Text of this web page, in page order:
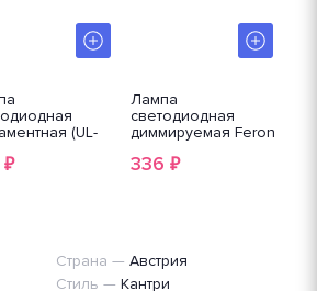
(UL-
LED-
₽
Лампа
светодиодная
диммируемая Feron
336 ₽
Страна — Австрия
Стиль — Кантри